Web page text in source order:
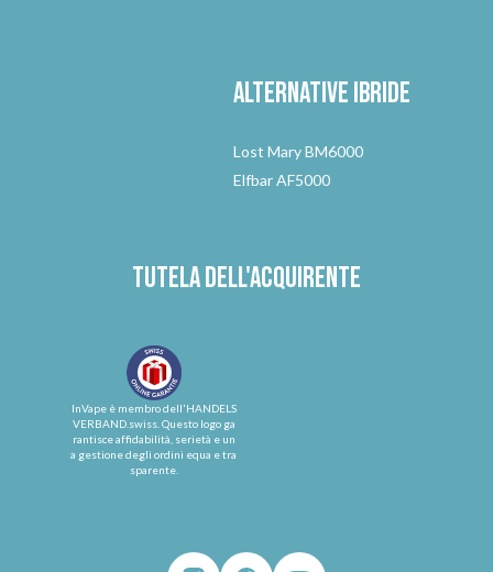
Alternativeibride
Lost Mary BM6000
Elfbar AF5000
Tutela dell'acquirente
InVape è membro dell'HANDELS
VERBAND.swiss. Questo logo ga
rantisce affidabilità, serietà e un
a gestione degli ordini equa e tra
sparente.